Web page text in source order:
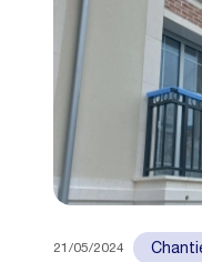
21/05/2024